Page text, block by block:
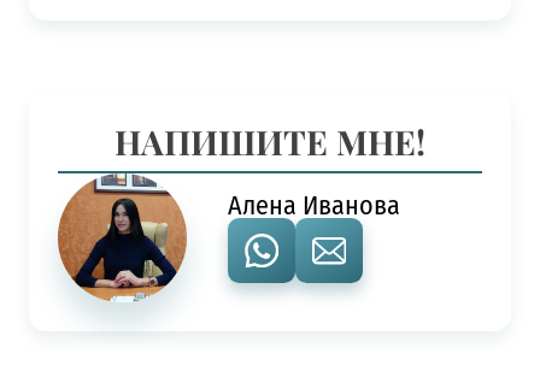
НАПИШИТЕ МНЕ!
Алена Иванова